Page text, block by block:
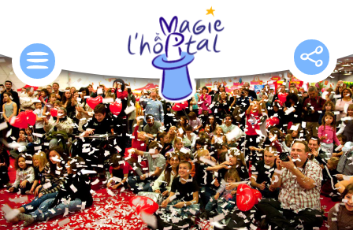
contenu
principal